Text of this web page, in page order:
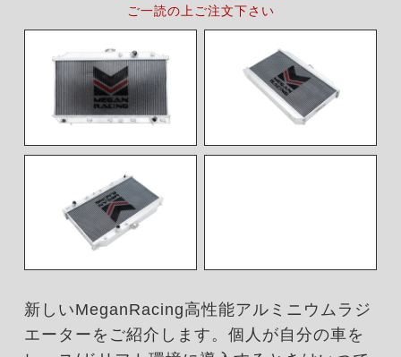
ご一読の上ご注文下さい
新しいMeganRacing高性能アルミニウムラジ
エーターをご紹介します。個人が自分の車を